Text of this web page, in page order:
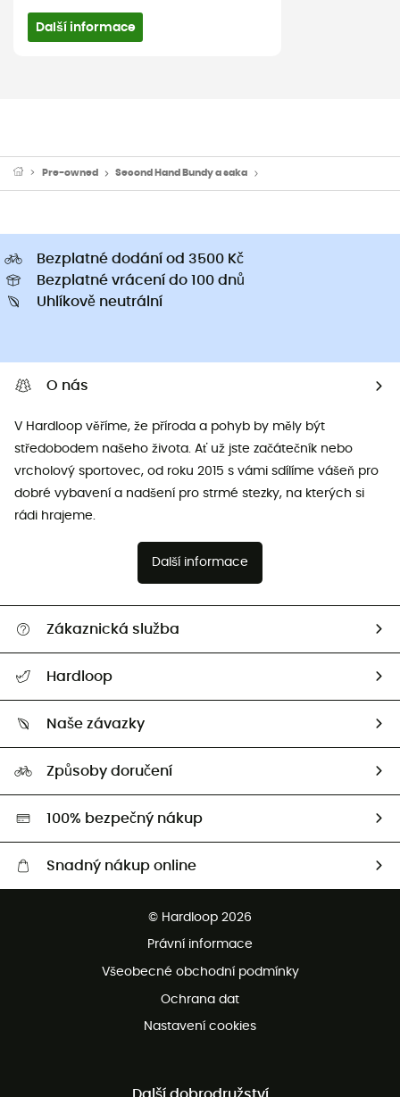
Další informace
Pre-owned Second Hand Bundy a saka
Bezplatné dodání od 3500 Kč
Bezplatné vrácení do 100 dnů
Uhlíkově neutrální
O nás
V Hardloop věříme, že příroda a pohyb by měly být
středobodem našeho života. Ať už jste začátečník nebo
vrcholový sportovec, od roku 2015 s vámi sdílíme vášeň pro
dobré vybavení a nadšení pro strmé stezky, na kterých si
rádi hrajeme.
Další informace
Zákaznická služba
Vrácení zboží a peněz
Hardloop
Naši Ambasadoři
Naše závazky
Second hand
HardGreen
Způsoby doručení
100% bezpečný nákup
Snadný nákup online
Bezplatné vrácení do 100 dnů
© Hardloop 2026
Právní informace
Všeobecné obchodní podmínky
Ochrana dat
Nastavení cookies